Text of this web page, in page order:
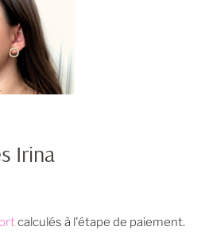
Irina
calculés à l'étape de paiement.